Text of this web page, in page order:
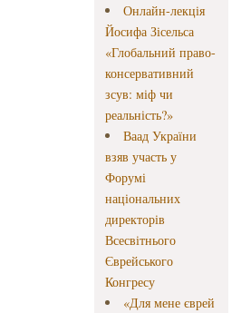
Онлайн-лекція
Йосифа Зісельса
«Глобальний право-
консервативний
зсув: міф чи
реальність?»
Ваад України
взяв участь у
Форумі
національних
директорів
Всесвітнього
Єврейського
Конгресу
«Для мене єврей